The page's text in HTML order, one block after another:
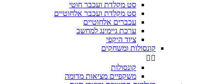
סט מקלדת ועכבר חוטי
סט מקלדת ועכבר אלחוטיים
עכברים אלחוטיים
ערכת גיימינג למחשב
ציוד היקפי
קונסולות ומשחקים
 
קונסולות
משקפיים מציאות מדומה